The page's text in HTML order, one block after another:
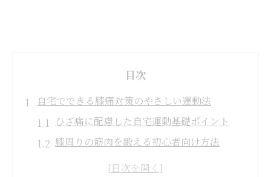
目次
自宅でできる膝痛対策のやさしい運動法
ひざ痛に配慮した自宅運動基礎ポイント
膝周りの筋肉を鍛える初心者向け方法
運動不足とひざ痛の悪循環を断つ工夫